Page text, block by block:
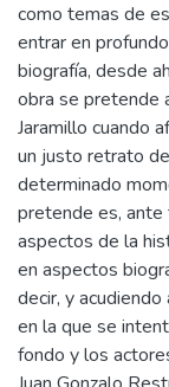
como temas de
entrar en
biografía, desde
obra se pretende
Jaramillo cuando
un justo retrato
determinado
pretende es,
aspectos de la
en aspectos
decir, y
en la que se
fondo y los